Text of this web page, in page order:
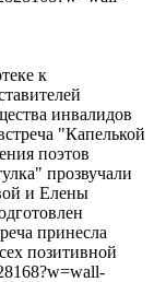
к
инвалидов
"Капелькой
поэтов
прозвучали
и Елены
принесла
позитивной